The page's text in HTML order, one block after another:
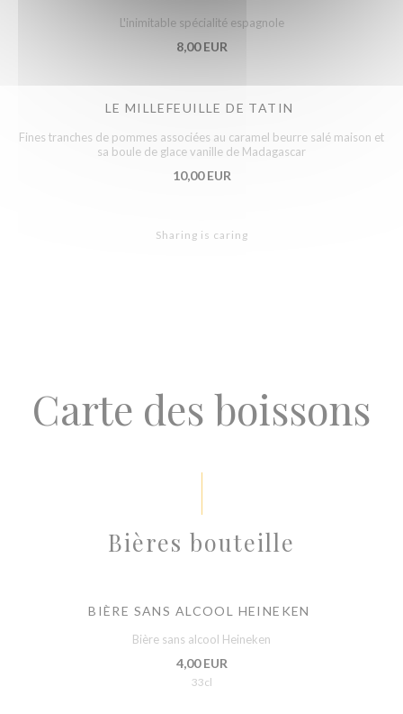
L'inimitable spécialité espagnole
8,00 EUR
LE MILLEFEUILLE DE TATIN
Fines tranches de pommes associées au caramel beurre salé maison et
sa boule de glace vanille de Madagascar
10,00 EUR
Sharing is caring
Carte des boissons
Bières bouteille
BIÈRE SANS ALCOOL HEINEKEN
Bière sans alcool Heineken
4,00 EUR
33cl